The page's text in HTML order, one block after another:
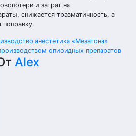
и затрат на
снижается травматичность, а
поправку.
анестетика «Мезатона»
опиоидных препаратов
Alex